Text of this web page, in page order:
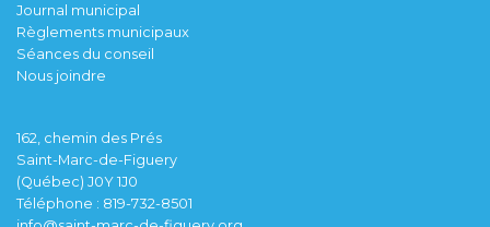
Journal municipal
Règlements municipaux
Séances du conseil
Nous joindre
162, chemin des Prés
Saint-Marc-de-Figuery
(Québec) J0Y 1J0
Téléphone : 819-732-8501